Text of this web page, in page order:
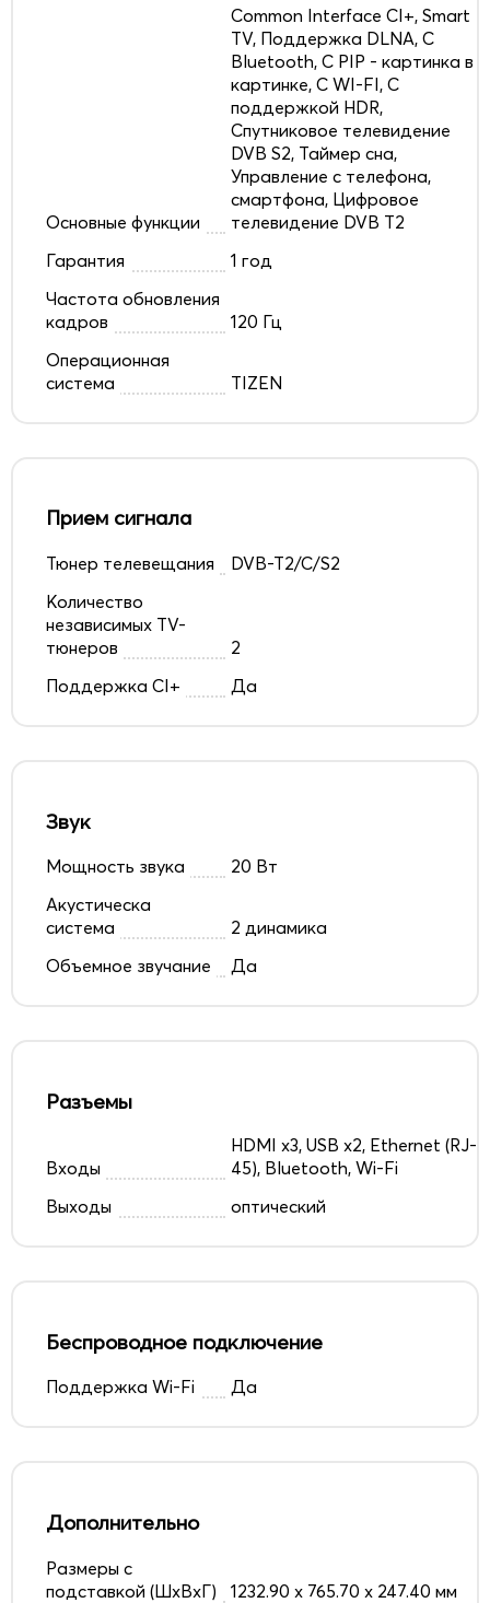
Основные функции
Common Interface CI+, Smart
TV, Поддержка DLNA, С
Bluetooth, С PIP - картинка в
картинке, С WI-FI, С
поддержкой HDR,
Спутниковое телевидение
DVB S2, Таймер сна,
Управление с телефона,
смартфона, Цифровое
телевидение DVB T2
Гарантия
1 год
Частота обновления
кадров
120 Гц
Операционная
система
TIZEN
Прием сигнала
Тюнер телевещания
DVB-T2/C/S2
Количество
независимых TV-
тюнеров
2
Поддержка CI+
Да
Звук
Мощность звука
20 Вт
Акустическа
система
2 динамика
Объемное звучание
Да
Разъемы
Входы
HDMI x3, USB x2, Ethernet (RJ-
45), Bluetooth, Wi-Fi
Выходы
оптический
Беспроводное подключение
Поддержка Wi-Fi Да
Дополнительно
Размеры с
подставкой (ШxВxГ)
1232.90 x 765.70 x 247.40 мм